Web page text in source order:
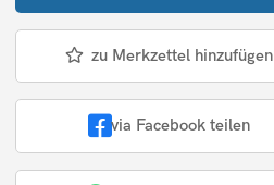
zu Merkzettel hinzufügen
via Facebook teilen